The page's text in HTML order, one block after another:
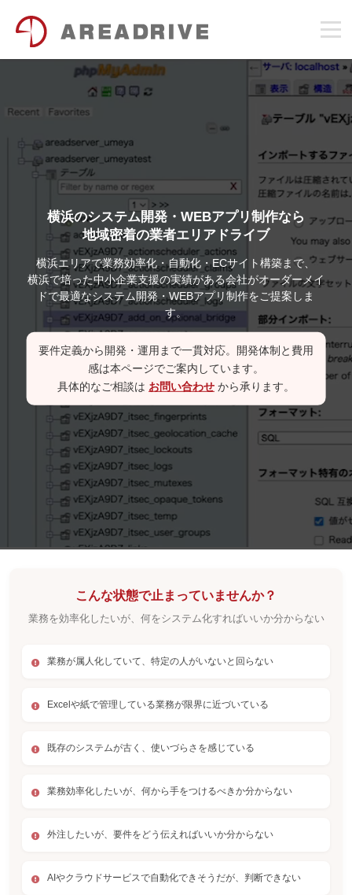
横浜のシステム開発・WEBアプリ制作なら
地域密着の業者エリアドライブ
横浜エリアで業務効率化・自動化・ECサイト構築まで、
横浜で培った中小企業支援の実績がある会社がオーダーメイ
ドで最適なシステム開発・WEBアプリ制作をご提案しま
す。
要件定義から開発・運用まで一貫対応。開発体制と費用
感は本ページでご案内しています。
具体的なご相談は お問い合わせから承ります。
こんな状態で止まっていませんか？
業務を効率化したいが、何をシステム化すればいいか分からない
業務が属人化していて、特定の人がいないと回らない
Excelや紙で管理している業務が限界に近づいている
既存のシステムが古く、使いづらさを感じている
業務効率化したいが、何から手をつけるべきか分からない
外注したいが、要件をどう伝えればいいか分からない
AIやクラウドサービスで自動化できそうだが、判断できない